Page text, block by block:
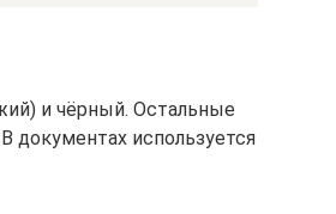
и чёрный. Остальные
документах используется